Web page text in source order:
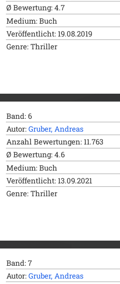
Ø Bewertung: 4.7
Medium: Buch
Veröffentlicht: 19.08.2019
Genre: Thriller
Band: 6
Autor:Gruber, Andreas
Anzahl Bewertungen: 11.763
Ø Bewertung: 4.6
Medium: Buch
Veröffentlicht: 13.09.2021
Genre: Thriller
Band: 7
Autor:Gruber, Andreas